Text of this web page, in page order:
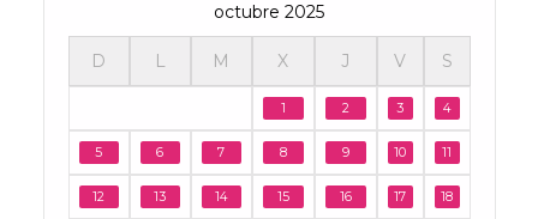
octubre 2025
D L M X J V S
1 2 3 4
5 6 7 8 9 10 11
12 13 14 15 16 17 18